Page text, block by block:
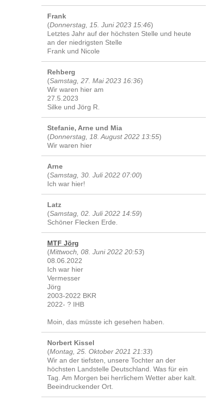
Frank
(Donnerstag, 15. Juni 2023 15:46)
Letztes Jahr auf der höchsten Stelle und heute
an der niedrigsten Stelle
Frank und Nicole
Rehberg
(Samstag, 27. Mai 2023 16:36)
Wir waren hier am
27.5.2023
Silke und Jörg R.
Stefanie, Arne und Mia
(Donnerstag, 18. August 2022 13:55)
Wir waren hier
Arne
(Samstag, 30. Juli 2022 07:00)
Ich war hier!
Latz
(Samstag, 02. Juli 2022 14:59)
Schöner Flecken Erde.
MTF Jörg
(Mittwoch, 08. Juni 2022 20:53)
08.06.2022
Ich war hier
Vermesser
Jörg
2003-2022 BKR
2022- ? IHB
Moin, das müsste ich gesehen haben.
Norbert Kissel
(Montag, 25. Oktober 2021 21:33)
Wir an der tiefsten, unsere Tochter an der
höchsten Landstelle Deutschland. Was für ein
Tag. Am Morgen bei herrlichem Wetter aber kalt.
Beeindruckender Ort.